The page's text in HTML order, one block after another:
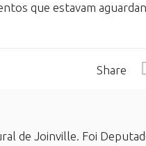
que estavam
Share
de Joinville. Foi